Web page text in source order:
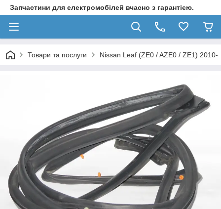
Запчастини для електромобілей вчасно з гарантією.
Товари та послуги Nissan Leaf (ZE0 / AZE0 / ZE1) 2010-